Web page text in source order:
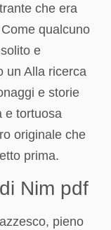
che era
qualcuno
e
un Alla ricerca
e storie
e tortuosa
originale che
prima.
Nim pdf
pieno